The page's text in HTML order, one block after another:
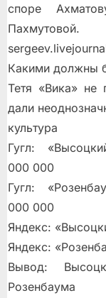
споре
Какими должны
Тетя «Вика» не
дали
культура
Гугл:
000 000
Гугл:
000 000
Яндекс:
Яндекс:
Вывод:
Розенбаума